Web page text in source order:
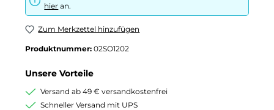
hier an.
Zum Merkzettel hinzufügen
Produktnummer: 02SO1202
Unsere Vorteile
Versand ab 49 € versandkostenfrei
Schneller Versand mit UPS